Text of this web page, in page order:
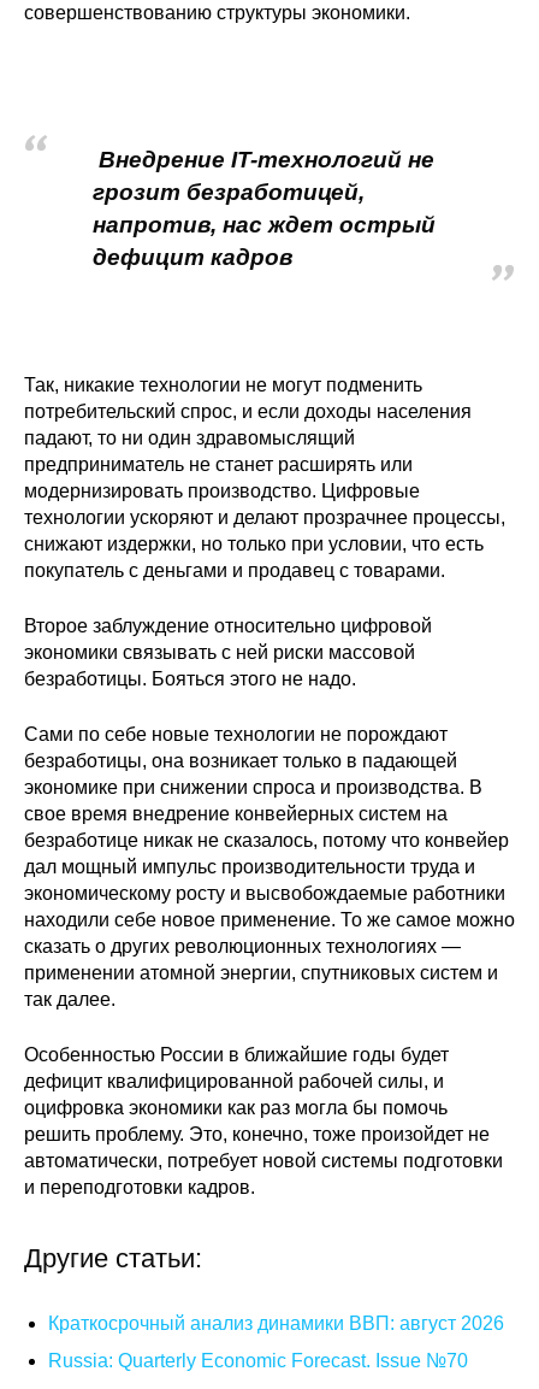
Нормативные документы
Диссертационный совет
О совете
Конкурсы и вакансии
Контакты
совершенствованию структуры экономики.
Внедрение IT-технологий не
грозит безработицей,
напротив, нас ждет острый
дефицит кадров
Так, никакие технологии не могут подменить
потребительский спрос, и если доходы населения
падают, то ни один здравомыслящий
предприниматель не станет расширять или
модернизировать производство. Цифровые
технологии ускоряют и делают прозрачнее процессы,
снижают издержки, но только при условии, что есть
покупатель с деньгами и продавец с товарами.
Второе заблуждение относительно цифровой
экономики связывать с ней риски массовой
безработицы. Бояться этого не надо.
Сами по себе новые технологии не порождают
безработицы, она возникает только в падающей
экономике при снижении спроса и производства. В
свое время внедрение конвейерных систем на
безработице никак не сказалось, потому что конвейер
дал мощный импульс производительности труда и
экономическому росту и высвобождаемые работники
находили себе новое применение. То же самое можно
сказать о других революционных технологиях —
применении атомной энергии, спутниковых систем и
так далее.
Особенностью России в ближайшие годы будет
дефицит квалифицированной рабочей силы, и
оцифровка экономики как раз могла бы помочь
решить проблему. Это, конечно, тоже произойдет не
автоматически, потребует новой системы подготовки
и переподготовки кадров.
Другие статьи:
Краткосрочный анализ динамики ВВП: август 2026
Russia: Quarterly Economic Forecast. Issue №70